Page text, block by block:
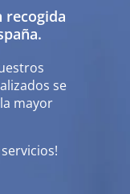
recogida
se
mayor